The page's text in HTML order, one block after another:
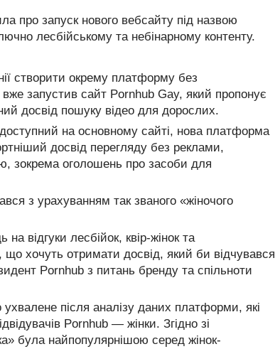
про запуск нового вебсайту під назвою
лесбійському та небінарному контенту.
створити окрему платформу без
вже запустив сайт Pornhub Gay, який пропонує
досвід пошуку відео для дорослих.
на основному сайті, нова платформа
досвід перегляду без реклами,
зокрема оголошень про засоби для
з урахуванням так званого «жіночого
відгуки лесбійок, квір-жінок та
що хочуть отримати досвід, який би відчувався
Pornhub з питань бренду та спільноти
після аналізу даних платформи, які
Pornhub — жінки. Згідно зі
була найпопулярнішою серед жінок-